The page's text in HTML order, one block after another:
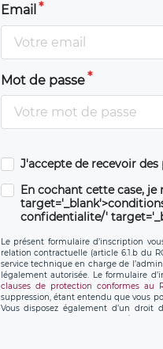
Email
Mot de passe
J'accepte de recevoir
En cochant cette case,
confidentialite/'
Le présent formulaire d’inscription
relation contractuelle (article 6.1.b du
service technique en charge de
légalement autorisée. Le formulaire
clauses de protection conformes au
suppression, étant entendu que vous
Vous disposez également d’un
personnel, ainsi que d’un droit à la
données de LÉGAVOX qui
donneespersonnelles@legavox.fr. Le